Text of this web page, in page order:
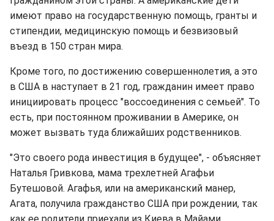
имеют право на государственную помощь, гранты и
стипендии, медицинскую помощь и безвизовый
въезд в 150 стран мира.
Кроме того, по достижению совершеннолетия, а это
в США в наступает в 21 год, гражданин имеет право
инициировать процесс "воссоединения с семьей". То
есть, при постоянном проживании в Америке, он
может вызвать туда ближайших родственников.
"Это своего рода инвестиция в будущее", - объясняет
Наталья Гривкова, мама трехлетней Агафьи
Бутешовой. Агафья, или на американский манер,
Агата, получила гражданство США при рождении, так